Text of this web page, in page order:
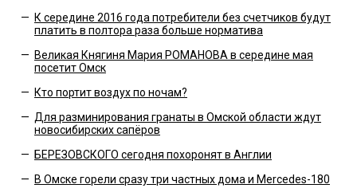
— К середине 2016 года потребители без счетчиков будут
платить в полтора раза больше норматива
— Великая Княгиня Мария РОМАНОВА в середине мая
посетит Омск
— Кто портит воздух по ночам?
— Для разминирования гранаты в Омской области ждут
новосибирских сапёров
— БЕРЕЗОВСКОГО сегодня похоронят в Англии
— В Омске горели сразу три частных дома и Mercedes-180